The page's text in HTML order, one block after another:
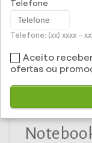
Iti
de
Telefone
Telefone: (xx) xxxx -
Aceito
ofertas ou